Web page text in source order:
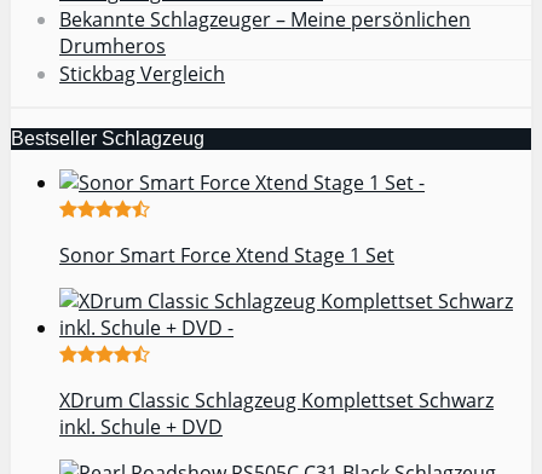
Bekannte Schlagzeuger – Meine persönlichen
Drumheros
Stickbag Vergleich
Bestseller Schlagzeug
Sonor Smart Force Xtend Stage 1 Set
XDrum Classic Schlagzeug Komplettset Schwarz
inkl. Schule + DVD